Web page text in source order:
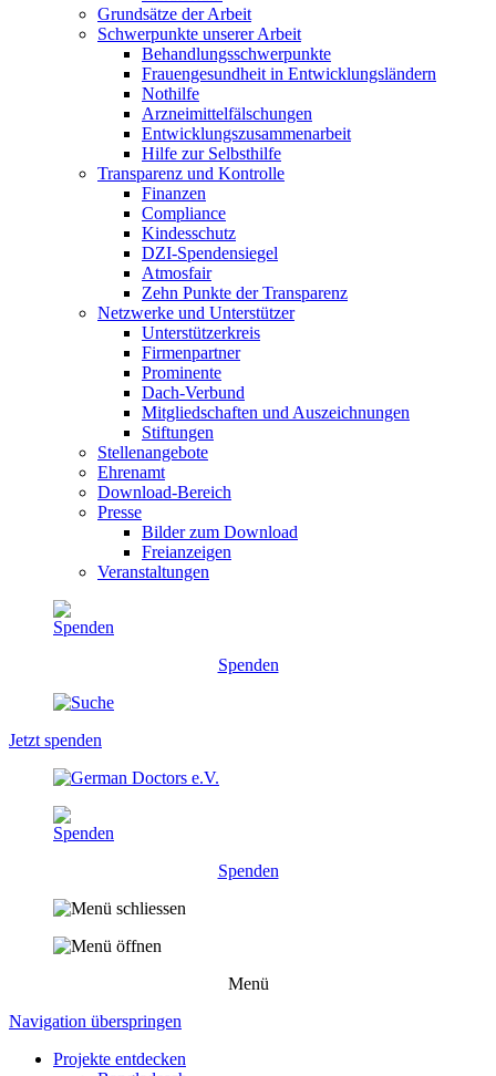
Grundsätze der Arbeit
Schwerpunkte unserer Arbeit
Behandlungs­schwerpunkte
Frauengesundheit in Entwicklungsländern
Nothilfe
Arzneimittel­fälschungen
Entwicklungs­zusammenarbeit
Hilfe zur Selbsthilfe
Transparenz und Kontrolle
Finanzen
Compliance
Kindesschutz
DZI-Spendensiegel
Atmosfair
Zehn Punkte der Transparenz
Netzwerke und Unterstützer
Unterstützerkreis
Firmenpartner
Prominente
Dach-Verbund
Mitgliedschaften und Auszeichnungen
Stiftungen
Stellenangebote
Ehrenamt
Download-Bereich
Presse
Bilder zum Download
Freianzeigen
Veranstaltungen
Spenden
Jetzt spenden
Spenden
Menü
Navigation überspringen
Projekte entdecken